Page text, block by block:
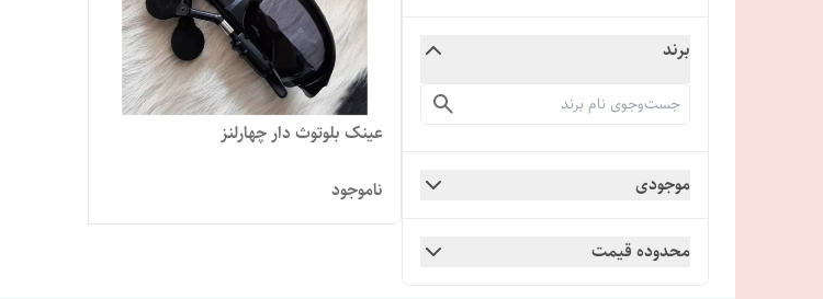
برند
موجودی
محدوده قیمت
عینک بلوتوث دار چهارلنز
ناموجود